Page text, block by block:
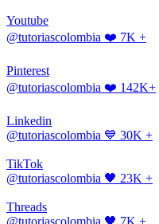
Youtube
@tutoriascolombia ❤️ 7K +
Pinterest
@tutoriascolombia ❤️ 142K+
Linkedin
@tutoriascolombia 💙 30K +
TikTok
@tutoriascolombia 🖤 23K +
Threads
@tutoriascolombia 🖤 7K +